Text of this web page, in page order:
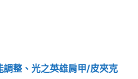
整、光之英雄肩甲/皮夾克